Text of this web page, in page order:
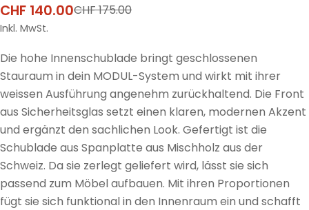
Verkaufspreis
CHF 140.00
Regulärer
Preis
CHF 175.00
Inkl. MwSt.
Die hohe Innenschublade bringt geschlossenen
Stauraum in dein MODUL-System und wirkt mit ihrer
weissen Ausführung angenehm zurückhaltend. Die Front
aus Sicherheitsglas setzt einen klaren, modernen Akzent
und ergänzt den sachlichen Look. Gefertigt ist die
Schublade aus Spanplatte aus Mischholz aus der
Schweiz. Da sie zerlegt geliefert wird, lässt sie sich
passend zum Möbel aufbauen. Mit ihren Proportionen
fügt sie sich funktional in den Innenraum ein und schafft